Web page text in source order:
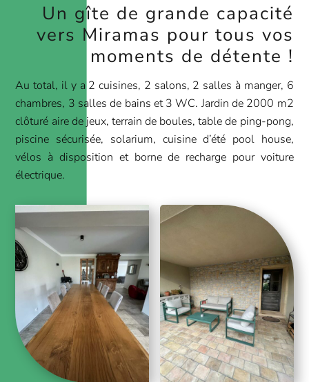
Un gîte de grande capacité
vers Miramas pour tous vos
moments de détente !
Au total, il y a 2 cuisines, 2 salons, 2 salles à manger, 6
chambres, 3 salles de bains et 3 WC. Jardin de 2000 m2
clôturé aire de jeux, terrain de boules, table de ping-pong,
piscine sécurisée, solarium, cuisine d’été pool house,
vélos à disposition et borne de recharge pour voiture
électrique.